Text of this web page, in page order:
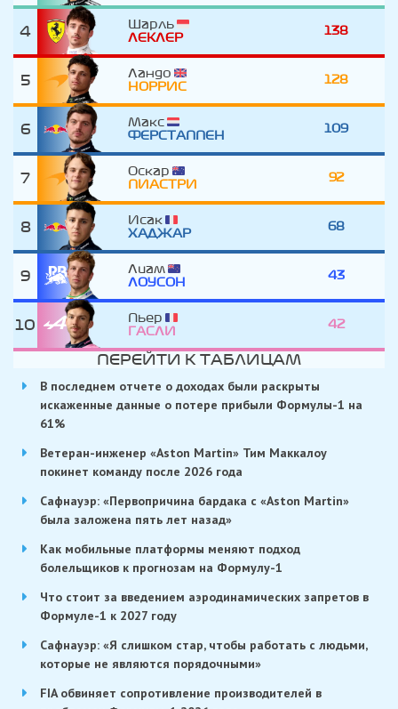
4
Шарль
ЛЕКЛЕР
138
5
Ландо
НОРРИС
128
6
Макс
ФЕРСТАППЕН
109
7
Оскар
ПИАСТРИ
92
8
Исак
ХАДЖАР
68
9
Лиам
ЛОУСОН
43
10
Пьер
ГАСЛИ
42
ПЕРЕЙТИ К ТАБЛИЦАМ
В последнем отчете о доходах были раскрыты
искаженные данные о потере прибыли Формулы-1 на
61%
Ветеран-инженер «Aston Martin» Тим Маккалоу
покинет команду после 2026 года
Сафнауэр: «Первопричина бардака с «Aston Martin»
была заложена пять лет назад»
Как мобильные платформы меняют подход
болельщиков к прогнозам на Формулу-1
Что стоит за введением аэродинамических запретов в
Формуле-1 к 2027 году
Сафнауэр: «Я слишком стар, чтобы работать с людьми,
которые не являются порядочными»
FIA обвиняет сопротивление производителей в